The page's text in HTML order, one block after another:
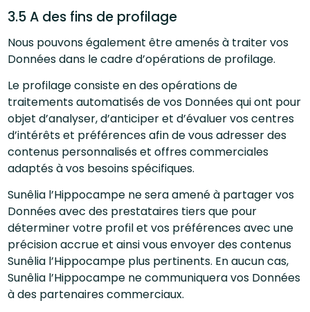
3.5 A des fins de profilage
Nous pouvons également être amenés à traiter vos
Données dans le cadre d’opérations de profilage.
Le profilage consiste en des opérations de
traitements automatisés de vos Données qui ont pour
objet d’analyser, d’anticiper et d’évaluer vos centres
d’intérêts et préférences afin de vous adresser des
contenus personnalisés et offres commerciales
adaptés à vos besoins spécifiques.
Sunêlia l’Hippocampe ne sera amené à partager vos
Données avec des prestataires tiers que pour
déterminer votre profil et vos préférences avec une
précision accrue et ainsi vous envoyer des contenus
Sunêlia l’Hippocampe plus pertinents. En aucun cas,
Sunêlia l’Hippocampe ne communiquera vos Données
à des partenaires commerciaux.